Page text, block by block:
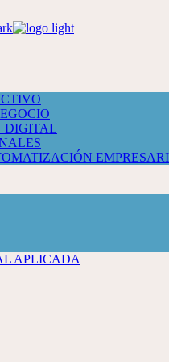
DIGITAL
APLICADA